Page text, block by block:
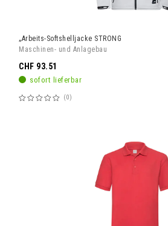
„Arbeits-Softshelljacke STRONG
Maschinen- und Anlagebau
sofort lieferbar
Bewertung:
0
CHF 93.51